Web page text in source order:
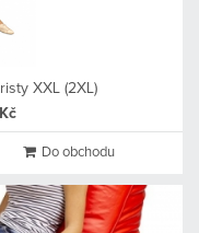
XXL (2XL)
Do obchodu